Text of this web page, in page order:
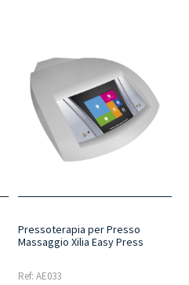
Pressoterapia per Presso
Massaggio Xilia Easy Press
Ref: AE033